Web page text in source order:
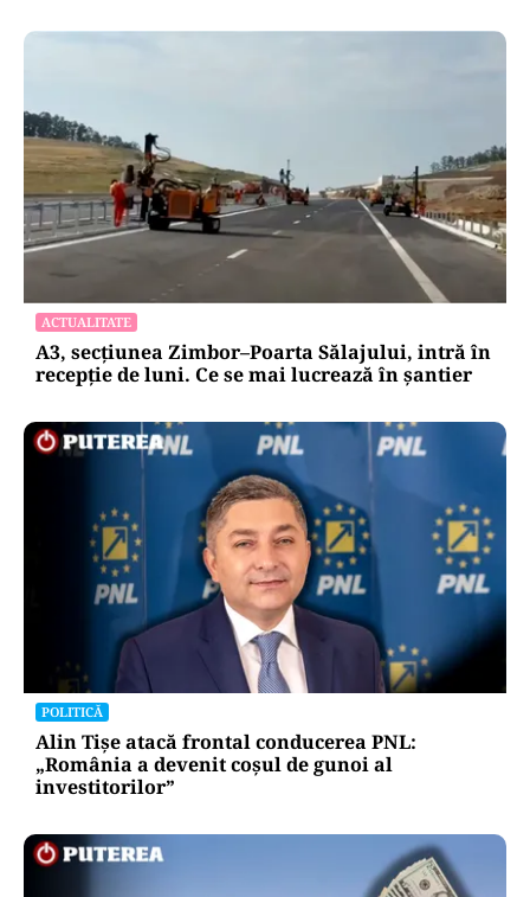
ACTUALITATE
A3, secțiunea Zimbor–Poarta Sălajului, intră în
recepție de luni. Ce se mai lucrează în șantier
POLITICĂ
Alin Tișe atacă frontal conducerea PNL:
„România a devenit coșul de gunoi al
investitorilor”